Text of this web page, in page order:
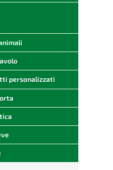
personalizzati